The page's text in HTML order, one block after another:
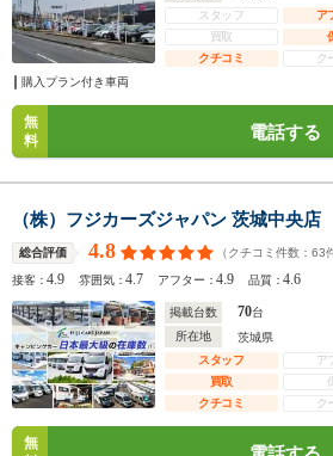
スタッフ
ア
買取
クチコミ
ク
購入プラン付き車両
無
料
電話する
（株）フジカーズジャパン 茨城中央
総合評価 4.8 （クチコミ件数： 63
接客：4.9 雰囲気：4.7 アフター：4.9 品質：4.6
掲載台数 70台
所在地
茨城県
スタッフ
ア
買取
クチコミ
ク
無